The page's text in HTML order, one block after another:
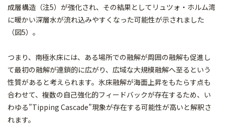
成層構造（注5）が強化され、その結果としてリュツォ・ホルム湾
に暖かい深層水が流れ込みやすくなった可能性が示されました
（図5）。
つまり、南極氷床には、ある場所での融解が周囲の融解も促進し
て最初の融解が連鎖的に広がり、広域な大規模融解へ至るという
性質があると考えられます。氷床融解が海面上昇をもたらす点も
合わせて、複数の自己強化的フィードバックが存在するため、い
わゆる”Tipping Cascade”現象が存在する可能性が高いと解釈さ
れます。